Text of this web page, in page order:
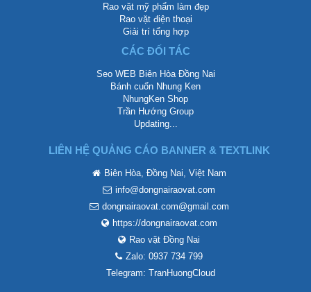
Rao vặt mỹ phẩm làm đẹp
Rao vặt điện thoại
Giải trí tổng hợp
CÁC ĐỐI TÁC
Seo WEB Biên Hòa Đồng Nai
Bánh cuốn Nhung Ken
NhungKen Shop
Trần Hướng Group
Updating...
LIÊN HỆ QUẢNG CÁO BANNER & TEXTLINK
Biên Hòa, Đồng Nai, Việt Nam
info@dongnairaovat.com
dongnairaovat.com@gmail.com
https://dongnairaovat.com
Rao vặt Đồng Nai
Zalo: 0937 734 799
Telegram: TranHuongCloud